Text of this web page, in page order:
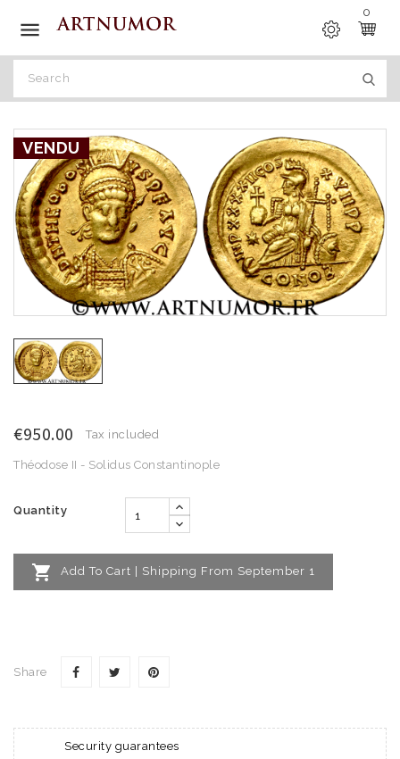

0
VENDU
€950.00 Tax included
Théodose II - Solidus Constantinople
Quantity
 Add To Cart | Shipping From September 1
Share
Security guarantees